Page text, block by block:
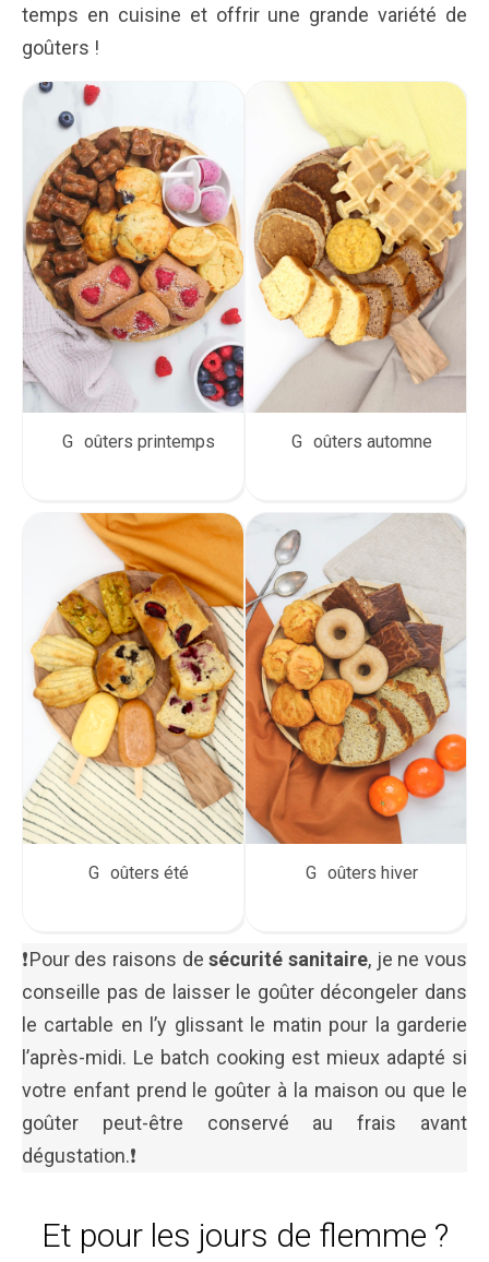
temps en cuisine et offrir une grande variété de
goûters !
Goûters printemps
Goûters été
Goûters automne
Goûters hiver
❗️Pour des raisons desécurité sanitaire, je ne vous
conseille pas de laisser le goûter décongeler dans
le cartable en l’y glissant le matin pour la garderie
l’après-midi. Le batch cooking est mieux adapté si
votre enfant prend le goûter à la maison ou que le
goûter peut-être conservé au frais avant
dégustation.❗️
Et pour les jours de flemme ?